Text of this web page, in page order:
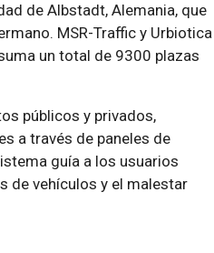
de Albstadt, Alemania, que
MSR-Traffic y Urbiotica
un total de 9300 plazas
públicos y privados,
a través de paneles de
guía a los usuarios
de vehículos y el malestar